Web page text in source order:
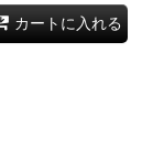
カートに入れる